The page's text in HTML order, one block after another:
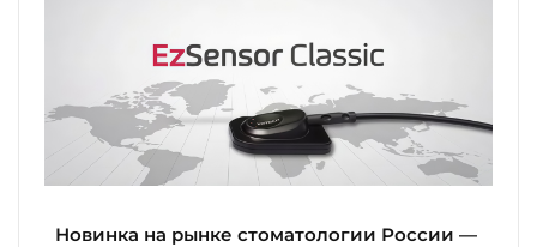
Новинка на рынке стоматологии России —